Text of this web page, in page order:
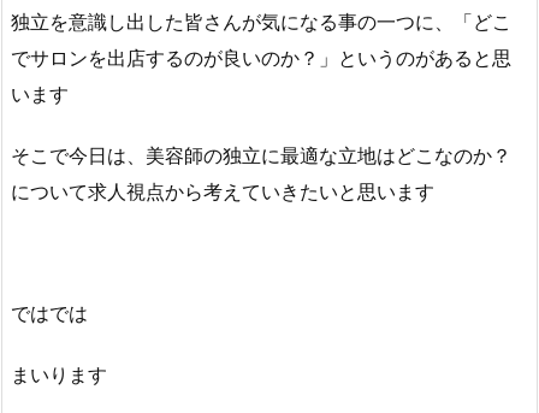
独立を意識し出した皆さんが気になる事の一つに、「どこ
でサロンを出店するのが良いのか？」というのがあると思
います
そこで今日は、美容師の独立に最適な立地はどこなのか？
について求人視点から考えていきたいと思います
ではでは
まいります